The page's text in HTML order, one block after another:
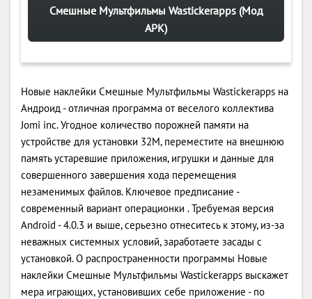
Смешные Мультфильмы Wastickerapps (Мод
APK)
Новые наклейки Смешные Мультфильмы Wastickerapps на
Андроид - отличная программа от веселого коллектива
Jomi inc. Угодное количество порожней памяти на
устройстве для установки 32M, переместите на внешнюю
память устаревшие приложения, игрушки и данные для
совершенного завершения хода перемещения
незаменимых файлов. Ключевое предписание -
современный вариант операционки . Требуемая версия
Android - 4.0.3 и выше, серьезно отнеситесь к этому, из-за
неважных системных условий, заработаете засады с
установкой. О распространенности программы Новые
наклейки Смешные Мультфильмы Wastickerapps выскажет
мера играющих, установивших себе приложение - по